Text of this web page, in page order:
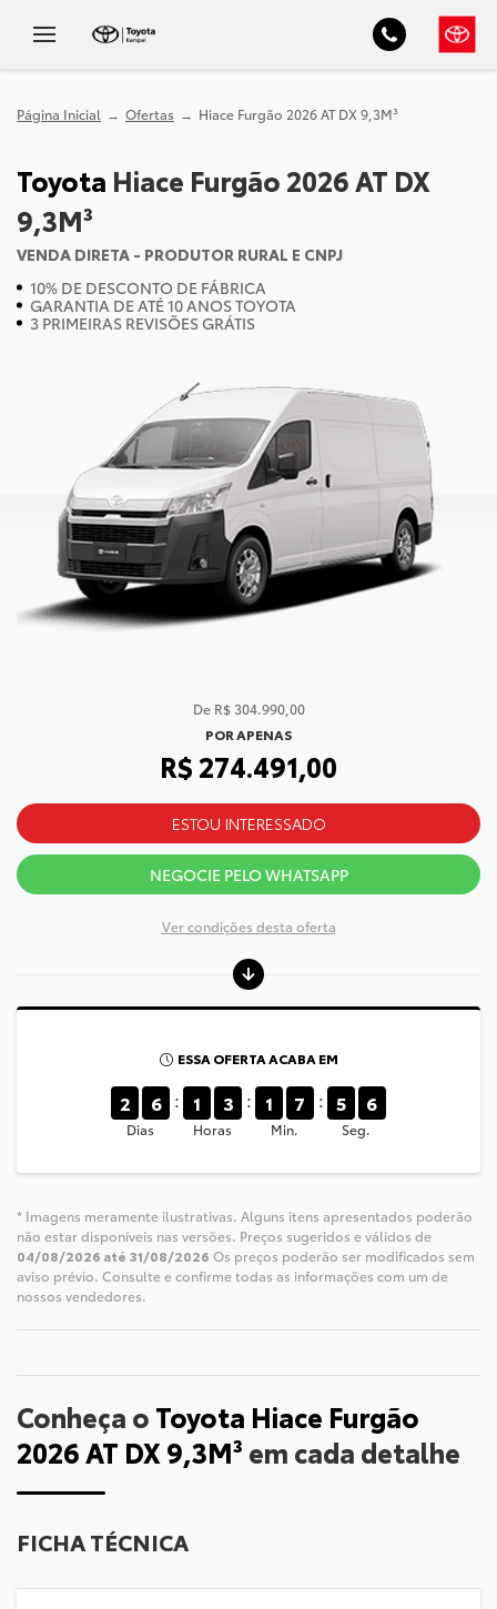
Página Inicial Ofertas Hiace Furgão 2026 AT DX 9,3M³
Toyota Hiace Furgão 2026 AT DX
9,3M³
VENDA DIRETA - PRODUTOR RURAL E CNPJ
10% DE DESCONTO DE FÁBRICA
GARANTIA DE ATÉ 10 ANOS TOYOTA
3 PRIMEIRAS REVISÕES GRÁTIS
de R$ 304.990,00
POR APENAS
R$ 274.491,00
ESTOU INTERESSADO
NEGOCIE PELO WHATSAPP
Ver condições desta oferta
ESSA OFERTA ACABA EM
2 6
Dias
1 3
Horas
1 7
Min.
5 5
Seg.
* Imagens meramente ilustrativas. Alguns itens apresentados poderão
não estar disponíveis nas versões. Preços sugeridos e válidos de
04/08/2026 até 31/08/2026 Os preços poderão ser modificados sem
aviso prévio. Consulte e confirme todas as informações com um de
nossos vendedores.
Conheça o Toyota Hiace Furgão
2026 AT DX 9,3M³ em cada detalhe
FICHA TÉCNICA